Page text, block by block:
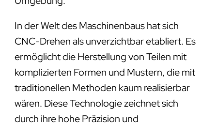
In der Welt des Maschinenbaus hat sich
CNC-Drehen als unverzichtbar etabliert. Es
ermöglicht die Herstellung von Teilen mit
komplizierten Formen und Mustern, die mit
traditionellen Methoden kaum realisierbar
wären. Diese Technologie zeichnet sich
durch ihre hohe Präzision und